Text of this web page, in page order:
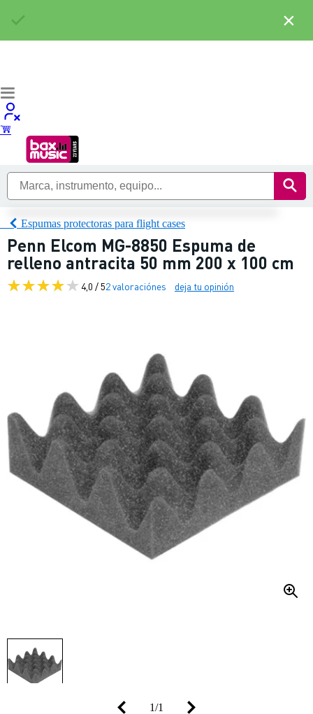
Espumas protectoras para flight cases
Penn Elcom MG-8850 Espuma de
relleno antracita 50 mm 200 x 100 cm
4,0 / 52 valoraciónes deja tu opinión
1/1
×